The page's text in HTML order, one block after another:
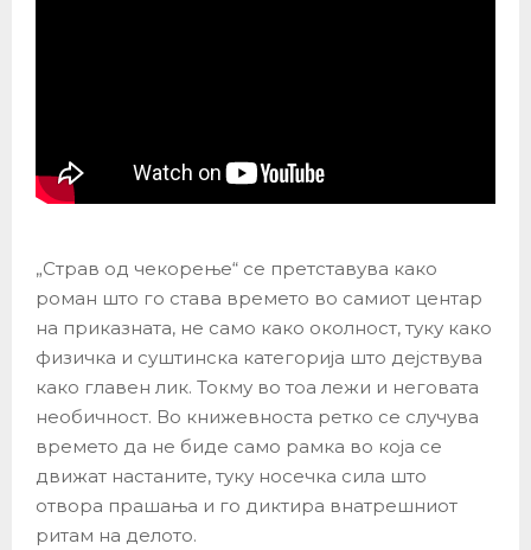
„Страв од чекорење“ се претставува како
роман што го става времето во самиот центар
на приказната, не само како околност, туку како
физичка и суштинска категорија што дејствува
како главен лик. Токму во тоа лежи и неговата
необичност. Во книжевноста ретко се случува
времето да не биде само рамка во која се
движат настаните, туку носечка сила што
отвора прашања и го диктира внатрешниот
ритам на делото.